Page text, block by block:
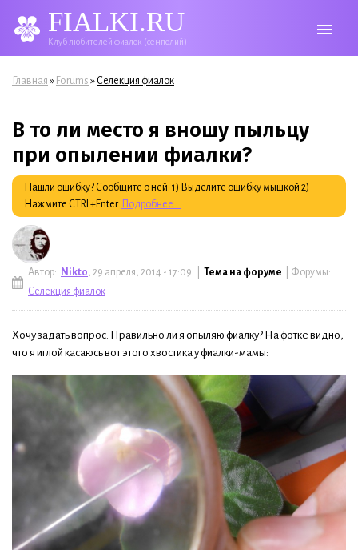
FIALKI.RU
Клуб любителей фиалок (сенполий)
Вы здесь
Главная » Forums » Селекция фиалок
В то ли место я вношу пыльцу
при опылении фиалки?
Нашли ошибку? Сообщите о ней: 1) Выделите ошибку мышкой 2)
Нажмите CTRL+Enter. Подробнее...
Автор: Nikto, 29 апреля, 2014 - 17:09 | Тема на форуме | Форумы:
Селекция фиалок
Хочу задать вопрос. Правильно ли я опыляю фиалку? На фотке видно,
что я иглой касаюсь вот этого хвостика у фиалки-мамы: